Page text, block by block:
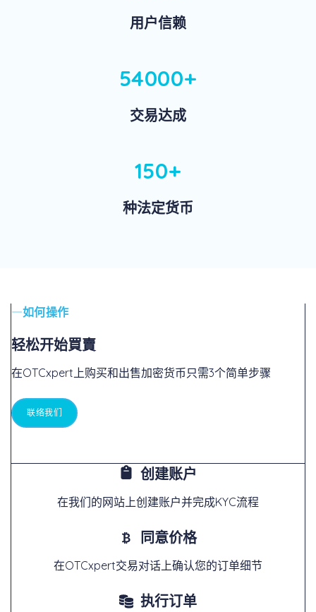
用户信赖
54000+
交易达成
150+
种法定货币
如何操作
轻松开始買賣
在OTCxpert上购买和出售加密货币只需3个简单步骤
联络我们
创建账户
在我们的网站上创建账户并完成KYC流程
同意价格
在OTCxpert交易对话上确认您的订单细节
执行订单